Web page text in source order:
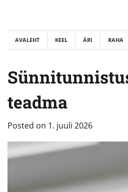
content
AVALEHT KEEL ÄRI RAHA
teadma
Posted on 1. juuli 2026